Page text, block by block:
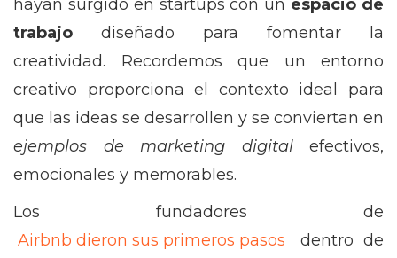
hayan surgido en startups con un espacio de
trabajo diseñado para fomentar la
creatividad. Recordemos que un entorno
creativo proporciona el contexto ideal para
que las ideas se desarrollen y se conviertan en
ejemplos de marketing digitalefectivos,
emocionales y memorables.
Los fundadores de
Airbnb dieron sus primeros pasos
dentro de